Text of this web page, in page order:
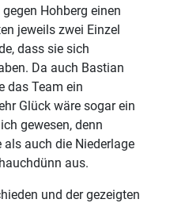
Hohberg einen
jeweils zwei Einzel
dass sie sich
Da auch Bastian
das Team ein
Glück wäre sogar ein
gewesen, denn
auch die Niederlage
aus.
und der gezeigten